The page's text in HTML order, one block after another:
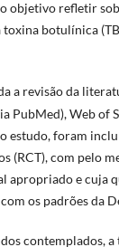
objetivo refletir
toxina botulínica
a revisão da
PubMed), Web of
estudo, foram
(RCT), com pelo
apropriado e cuja
os padrões da
contemplados,